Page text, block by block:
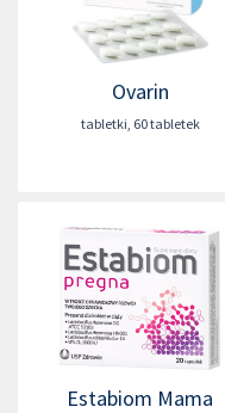
Ovarin
tabletki, 60 tabletek
Estabiom Mama